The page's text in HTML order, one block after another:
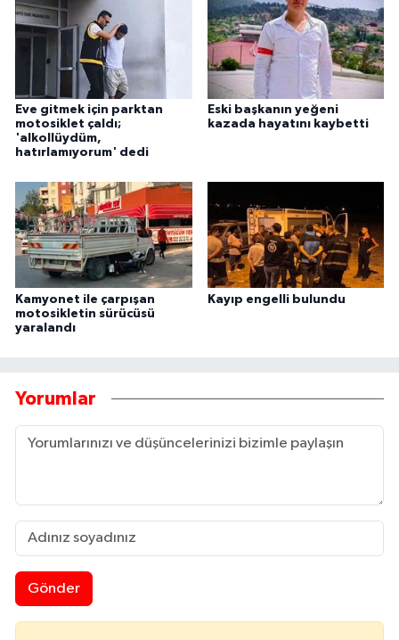
Eve gitmek için parktan
motosiklet çaldı;
'alkollüydüm,
hatırlamıyorum' dedi
Eski başkanın yeğeni
kazada hayatını kaybetti
Kamyonet ile çarpışan
motosikletin sürücüsü
yaralandı
Kayıp engelli bulundu
Yorumlar
Gönder